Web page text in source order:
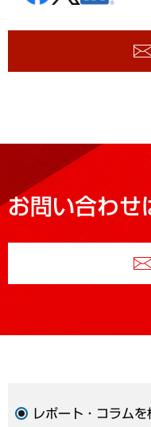
お問い合わせ
レポート・コラムを